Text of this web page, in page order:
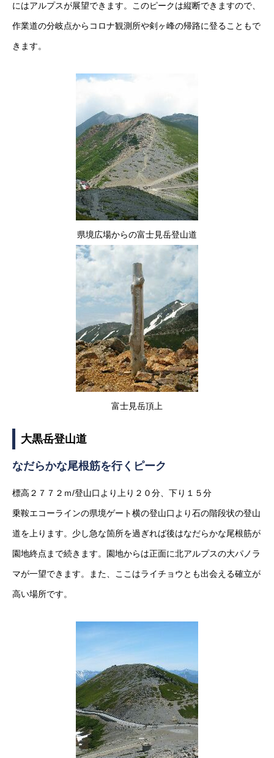
にはアルプスが展望できます。このピークは縦断できますので、
作業道の分岐点からコロナ観測所や剣ヶ峰の帰路に登ることもで
きます。
県境広場からの富士見岳登山道
富士見岳頂上
大黒岳登山道
なだらかな尾根筋を行くピーク
標高２７７２ｍ/登山口より上り２０分、下り１５分
乗鞍エコーラインの県境ゲート横の登山口より石の階段状の登山
道を上ります。少し急な箇所を過ぎれば後はなだらかな尾根筋が
園地終点まで続きます。園地からは正面に北アルプスの大パノラ
マが一望できます。また、ここはライチョウとも出会える確立が
高い場所です。